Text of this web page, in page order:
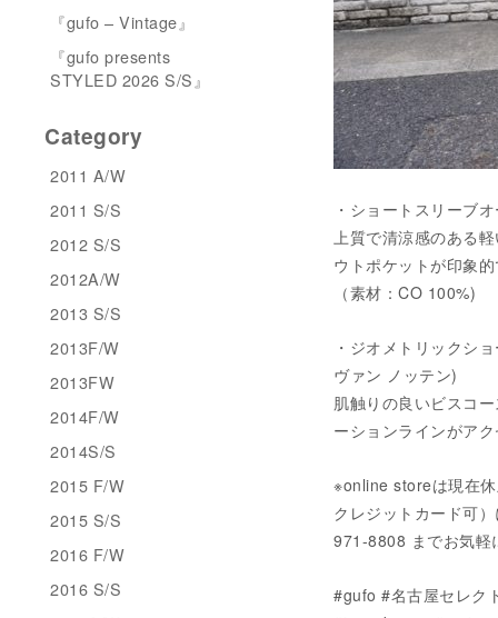
・ショートスリーブ
上質で清涼感のある
ウトポケットが印象
（素材：CO 100%)
・ジオメトリックシ
ヴァン ノッテン)
肌触りの良いビスコ
ーションラインがア
※online storeは現在
クレジットカード可
971-8808 までお気軽
#gufo #名古屋セレク
『gufo – Vintage』
『gufo presents
STYLED 2026 S/S』
Category
2011 A/W
2011 S/S
2012 S/S
2012A/W
2013 S/S
2013F/W
2013FW
2014F/W
2014S/S
2015 F/W
2015 S/S
2016 F/W
2016 S/S